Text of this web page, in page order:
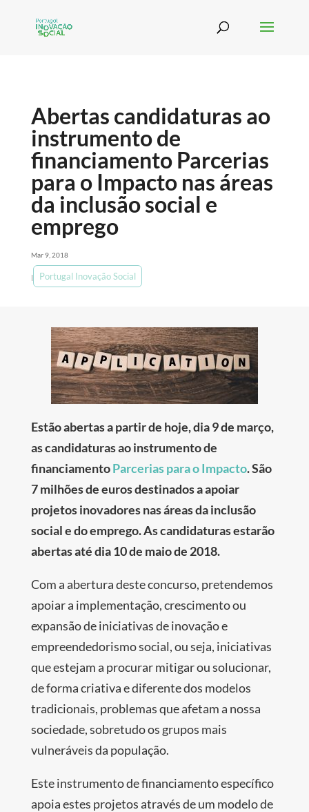
Abertas candidaturas ao
instrumento de
financiamento Parcerias
para o Impacto nas áreas
da inclusão social e
emprego
Mar 9, 2018
| Portugal Inovação Social
Estão abertas a partir de hoje, dia 9 de março,
as candidaturas ao instrumento de
financiamentoParcerias para o Impacto. São
7 milhões de euros destinados a apoiar
projetos inovadores nas áreas da inclusão
social e do emprego. As candidaturas estarão
abertas até dia 10 de maio de 2018.
Com a abertura deste concurso, pretendemos
apoiar a implementação, crescimento ou
expansão de iniciativas de inovação e
empreendedorismo social, ou seja, iniciativas
que estejam a procurar mitigar ou solucionar,
de forma criativa e diferente dos modelos
tradicionais, problemas que afetam a nossa
sociedade, sobretudo os grupos mais
vulneráveis da população.
Este instrumento de financiamento específico
apoia estes projetos através de um modelo de